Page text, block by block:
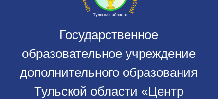
Государственное
образовательное учреждение
дополнительного образования
Тульской области «Центр